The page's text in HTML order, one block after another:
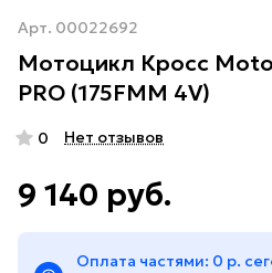
Арт. 00022692
Мотоцикл Кросс
PRO (175FMM 4V)
0 Нет отзывов
9 140 руб.
Оплата частями: 0 р.